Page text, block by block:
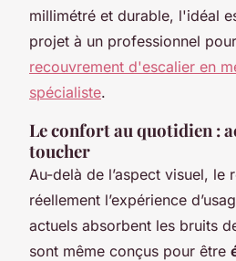
millimétré et durable, l'idéal
projet à un professionnel
recouvrement d'escalier en
spécialiste.
Le confort au quotidien :
toucher
Au-delà de l’aspect visuel, le
réellement l’expérience
actuels absorbent les bruits
sont même conçus pour être